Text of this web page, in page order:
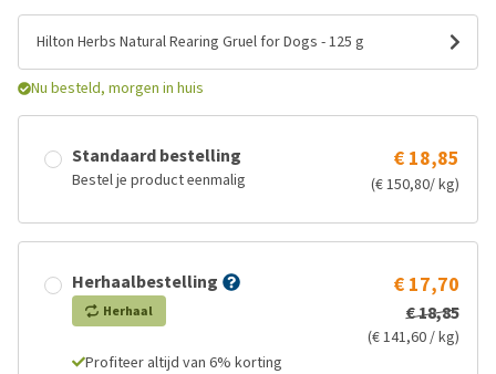
Hilton Herbs Natural Rearing Gruel for Dogs - 125 g
Nu besteld, morgen in huis
Standaard bestelling
Bestel je product eenmalig
€ 18,85
(€ 150,80/ kg)
Herhaalbestelling
Herhaal
€ 17,70
€ 18,85
(€ 141,60 / kg)
Profiteer altijd van 6% korting